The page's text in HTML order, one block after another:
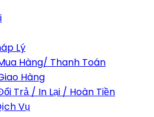
Lý
Hàng/ Thanh Toán
Hàng
Trả / In Lại / Hoàn Tiền
Vụ